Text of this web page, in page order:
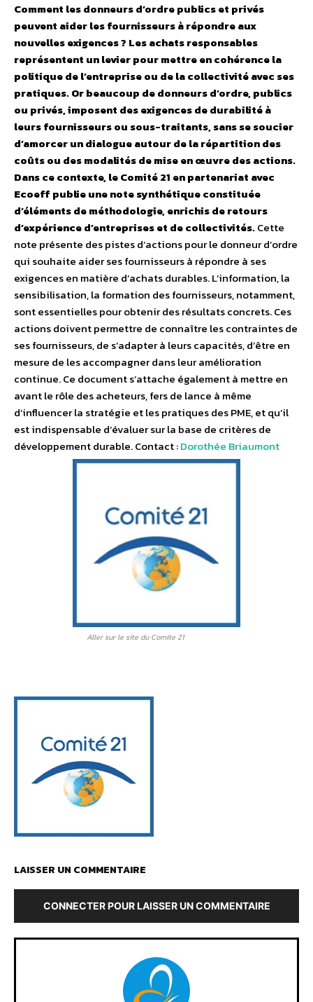
Comment les donneurs d’ordre publics et privés
peuvent aider les fournisseurs à répondre aux
nouvelles exigences ? Les achats responsables
représentent un levier pour mettre en cohérence la
politique de l’entreprise ou de la collectivité avec ses
pratiques. Or beaucoup de donneurs d’ordre, publics
ou privés, imposent des exigences de durabilité à
leurs fournisseurs ou sous-traitants, sans se soucier
d’amorcer un dialogue autour de la répartition des
coûts ou des modalités de mise en œuvre des actions.
Dans ce contexte, le Comité 21 en partenariat avec
Ecoeff publie une note synthétique constituée
d’éléments de méthodologie, enrichis de retours
d’expérience d’entreprises et de collectivités.Cette
note présente des pistes d’actions pour le donneur d’ordre
qui souhaite aider ses fournisseurs à répondre à ses
exigences en matière d’achats durables. L’information, la
sensibilisation, la formation des fournisseurs, notamment,
sont essentielles pour obtenir des résultats concrets. Ces
actions doivent permettre de connaître les contraintes de
ses fournisseurs, de s’adapter à leurs capacités, d’être en
mesure de les accompagner dans leur amélioration
continue. Ce document s’attache également à mettre en
avant le rôle des acheteurs, fers de lance à même
d’influencer la stratégie et les pratiques des PME, et qu’il
est indispensable d’évaluer sur la base de critères de
développement durable. Contact :Dorothée Briaumont
Aller sur le site du Comite 21
LAISSER UN COMMENTAIRE
CONNECTER POUR LAISSER UN COMMENTAIRE